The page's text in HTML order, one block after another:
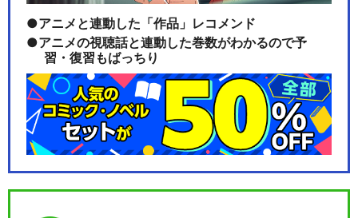
アニメと連動した「作品」レコメンド
アニメの視聴話と連動した巻数がわかるので予
習・復習もばっちり